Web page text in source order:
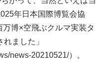
年日本国際博覧会協
博×空飛ぶクルマ実装タ
れました」
news-20210521/）。